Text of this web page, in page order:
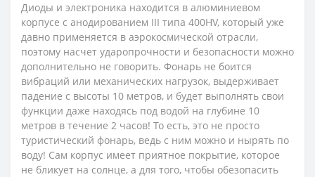
Диоды и электроника находится в алюминиевом
корпусе с анодированием III типа 400HV, который уже
давно применяется в аэрокосмической отрасли,
поэтому насчет ударопрочности и безопасности можно
дополнительно не говорить. Фонарь не боится
вибраций или механических нагрузок, выдерживает
падение с высоты 10 метров, и будет выполнять свои
функции даже находясь под водой на глубине 10
метров в течение 2 часов! То есть, это не просто
туристический фонарь, ведь с ним можно и нырять по
воду! Сам корпус имеет приятное покрытие, которое
не бликует на солнце, а для того, чтобы обезопасить